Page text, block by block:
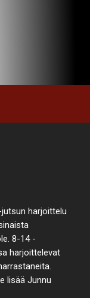
harjoittelu
8-14 -
harjoittelevat
lisää Junnu